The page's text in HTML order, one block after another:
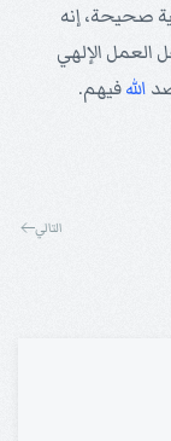
صحيحة، إنه
العمل الإلهي
اللهفيهم.
التالي